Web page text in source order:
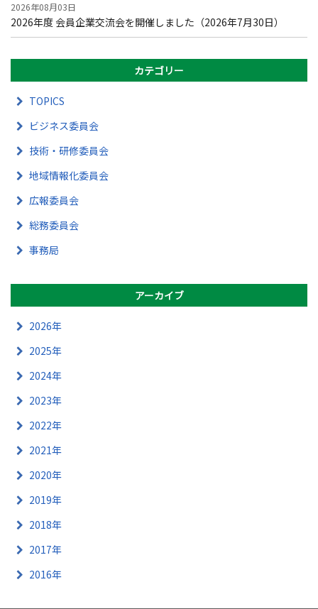
2026年08月03日
2026年度 会員企業交流会を開催しました（2026年7月30日）
カテゴリー
TOPICS
ビジネス委員会
技術・研修委員会
地域情報化委員会
広報委員会
総務委員会
事務局
アーカイブ
2026年
2025年
2024年
2023年
2022年
2021年
2020年
2019年
2018年
2017年
2016年